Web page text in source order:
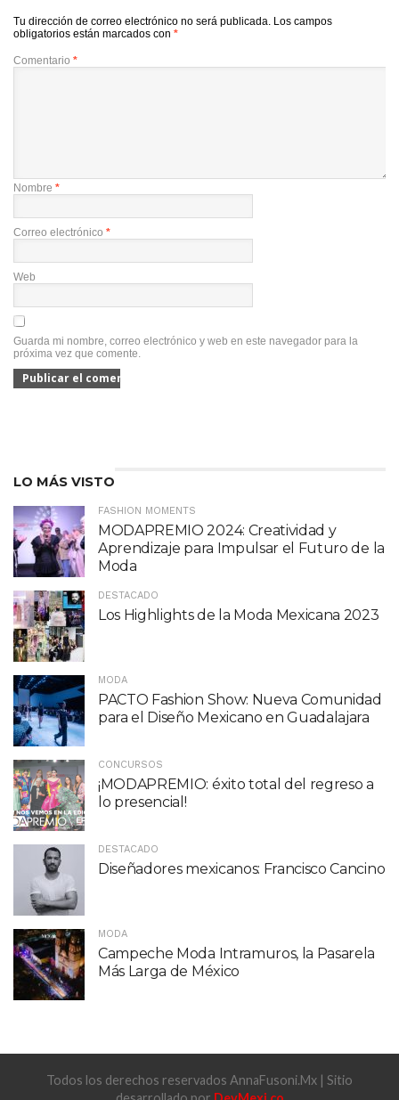
Tu dirección de correo electrónico no será publicada. Los campos
obligatorios están marcados con *
Comentario *
Nombre *
Correo electrónico *
Web
Guarda mi nombre, correo electrónico y web en este navegador para la
próxima vez que comente.
LO MÁS VISTO
FASHION MOMENTS
MODAPREMIO 2024: Creatividad y
Aprendizaje para Impulsar el Futuro de la
Moda
DESTACADO
Los Highlights de la Moda Mexicana 2023
MODA
PACTO Fashion Show: Nueva Comunidad
para el Diseño Mexicano en Guadalajara
CONCURSOS
¡MODAPREMIO: éxito total del regreso a
lo presencial!
DESTACADO
Diseñadores mexicanos: Francisco Cancino
MODA
Campeche Moda Intramuros, la Pasarela
Más Larga de México
Todos los derechos reservados AnnaFusoni.Mx | Sitio